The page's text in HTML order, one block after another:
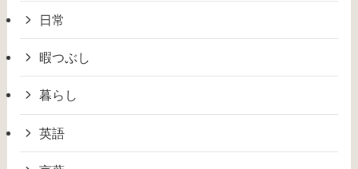
日常
暇つぶし
暮らし
英語